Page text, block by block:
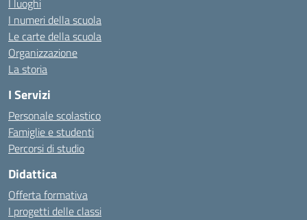
I luoghi
I numeri della scuola
Le carte della scuola
Organizzazione
La storia
I Servizi
Personale scolastico
Famiglie e studenti
Percorsi di studio
Didattica
Offerta formativa
I progetti delle classi